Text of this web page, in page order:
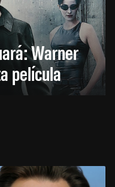
Warner
película